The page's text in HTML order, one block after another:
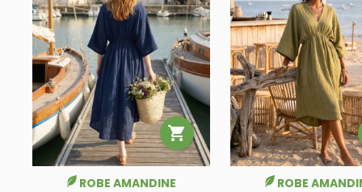

ROBE AMANDINE
ROBE